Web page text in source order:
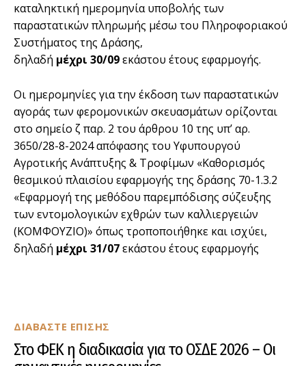
ΔΙΑΒΑΣΤΕ ΕΠΙΣΗΣ
Στο ΦΕΚ η διαδικασία για το ΟΣΔΕ 2026 – Οι
καταληκτική ημερομηνία υποβολής των
παραστατικών πληρωμής μέσω του Πληροφοριακού
Συστήματος της Δράσης,
δηλαδή μέχρι 30/09εκάστου έτους εφαρμογής.
Οι ημερομηνίες για την έκδοση των παραστατικών
αγοράς των φερομονικών σκευασμάτων ορίζονται
στο σημείο ζ παρ. 2 του άρθρου 10 της υπ’ αρ.
3650/28-8-2024 απόφασης του Υφυπουργού
Αγροτικής Ανάπτυξης & Τροφίμων «Καθορισμός
θεσμικού πλαισίου εφαρμογής της δράσης 70-1.3.2
«Εφαρμογή της μεθόδου παρεμπόδισης σύζευξης
των εντομολογικών εχθρών των καλλιεργειών
(ΚΟΜΦΟΥΖΙΟ)» όπως τροποποιήθηκε και ισχύει,
δηλαδή μέχρι 31/07εκάστου έτους εφαρμογής